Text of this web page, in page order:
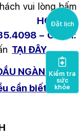
vui lòng bấm
HOTLINE
– CSKH:
TẠI ĐÂY.
NGÀNH
cần biết
Đặt lịch
Kiểm tra
sức
khỏe